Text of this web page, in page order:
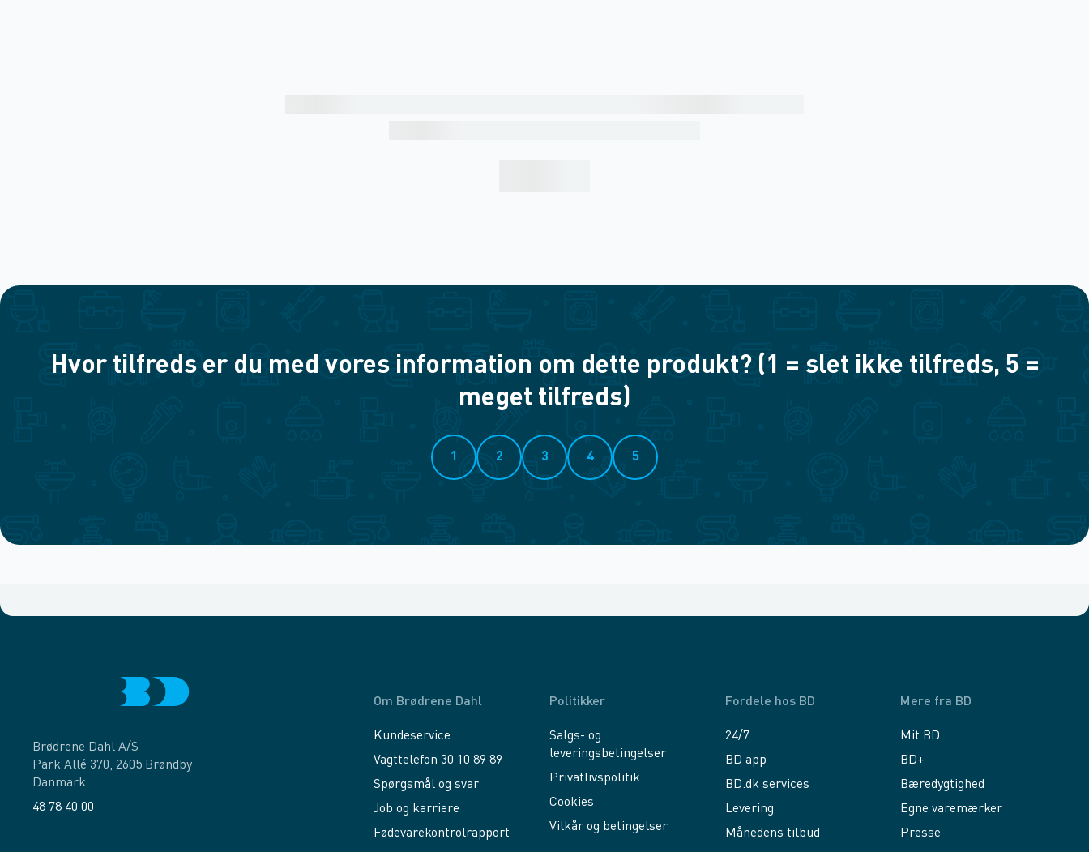
Hvor tilfreds er du med vores information om dette produkt? (1 = slet ikke tilfreds, 5 =
meget tilfreds)
1 2 3 4 5
Brødrene Dahl A/S
Park Allé 370, 2605 Brøndby
Danmark
48 78 40 00
Om Brødrene Dahl
Kundeservice
Vagttelefon 30 10 89 89
Spørgsmål og svar
Job og karriere
Fødevarekontrolrapport
Politikker
Salgs- og
leveringsbetingelser
Privatlivspolitik
Cookies
Vilkår og betingelser
Fordele hos BD
24/7
BD app
BD.dk services
Levering
Månedens tilbud
Mere fra BD
Mit BD
BD+
Bæredygtighed
Egne varemærker
Presse